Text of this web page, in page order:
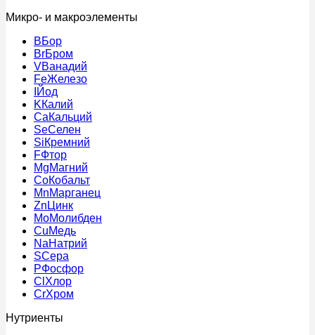
Микро- и макроэлементы
BБор
BrБром
VВанадий
FeЖелезо
Йод
KКалий
CaКальций
SeСелен
SiКремний
FФтор
MgМагний
CoКобальт
MnМарганец
Zn Цинк
MoМолибден
CuМедь
NaНатрий
SСера
PФосфор
Cl Хлор
CrХром
Нутриенты